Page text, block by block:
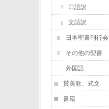
口語訳
文語訳
日本聖書刊行会
その他の聖書
外国語
賛美歌、式文
書籍